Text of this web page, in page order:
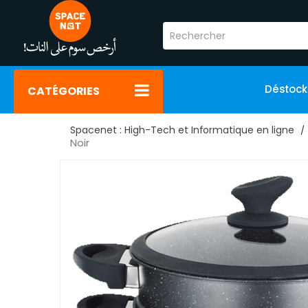
CATÉGORIES
Spacenet : High-Tech et Informatique en ligne
Noir